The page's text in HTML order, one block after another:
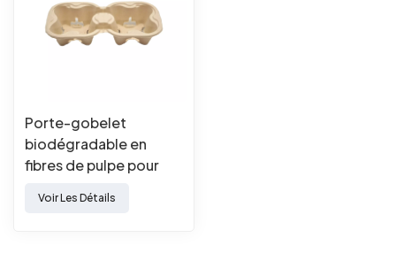
Porte-gobelet
biodégradable en
fibres de pulpe pour
tasses).
Voir Les Détails